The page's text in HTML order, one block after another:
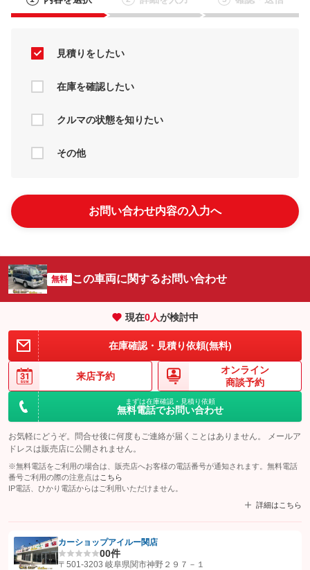
見積りをしたい
在庫を確認したい
クルマの状態を知りたい
その他
お問い合わせ内容の入力へ
無料 この車両に関するお問い合わせ
現在0人が検討中
在庫確認・見積り依頼(無料)
来店予約
オンライン
商談予約
まずは在庫確認・見積り依頼
無料電話でお問い合わせ
お気軽にどうぞ。問合せ後に何度もご連絡が届くことはありません。 メールア
ドレスは販売店に公開されません。
※無料電話をご利用の場合は、販売店へお客様の電話番号が通知されます。無料電話
番号ご利用の際の注意点は こちら
IP電話、ひかり電話からはご利用いただけません。
詳細はこちら
【STEP1】認証画面でグーネットを友だち追加してから「許可する」ボタンを押
カーショップアイルー関店
00件
〒501-3203 岐阜県関市神野２９７－１